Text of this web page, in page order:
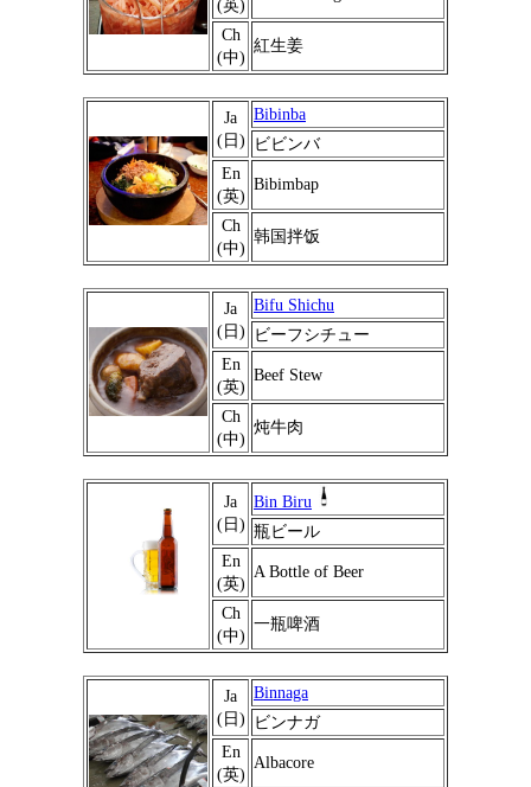
(英)
Ch
(中)
紅生姜
Ja
(日)
Bibinba
ビビンバ
En
(英)
Bibimbap
Ch
(中)
韩国拌饭
Ja
(日)
Bifu Shichu
ビーフシチュー
En
(英)
Beef Stew
Ch
(中)
炖牛肉
Ja
(日)
Bin Biru
瓶ビール
En
(英)
A Bottle of Beer
Ch
(中)
一瓶啤酒
Ja
(日)
Binnaga
ビンナガ
En
(英)
Albacore